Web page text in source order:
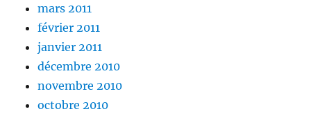
mars 2011
février 2011
janvier 2011
décembre 2010
novembre 2010
octobre 2010